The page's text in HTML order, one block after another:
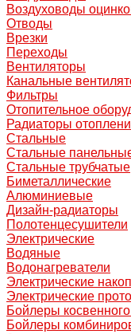
Воздуховоды
Отводы
Врезки
Переходы
Вентиляторы
Канальные
Фильтры
Отопительное
Радиаторы
Стальные
Стальные
Стальные трубчатые
Биметаллические
Алюминиевые
Дизайн-радиаторы
Полотенцесушители
Электрические
Водяные
Водонагреватели
Электрические
Электрические
Бойлеры
Бойлеры